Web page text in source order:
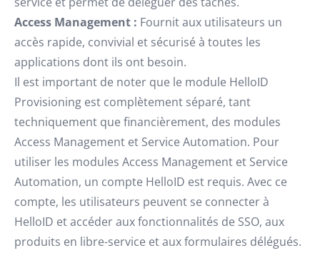
Access Management : Fournit aux utilisateurs un
accès rapide, convivial et sécurisé à toutes les
applications dont ils ont besoin.
Il est important de noter que le module HelloID
Provisioning est complètement séparé, tant
techniquement que financièrement, des modules
Access Management et Service Automation. Pour
utiliser les modules Access Management et Service
Automation, un compte HelloID est requis. Avec ce
compte, les utilisateurs peuvent se connecter à
HelloID et accéder aux fonctionnalités de SSO, aux
produits en libre-service et aux formulaires délégués.